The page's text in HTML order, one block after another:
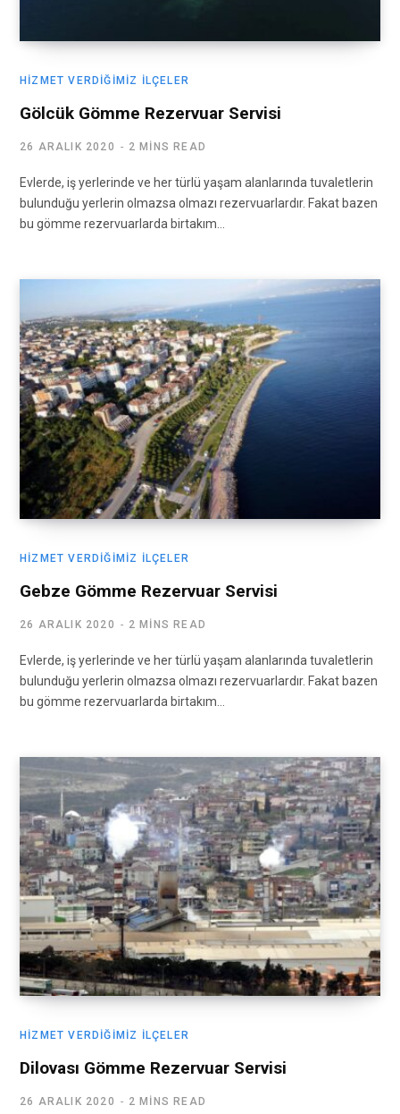
HIZMET VERDIĞIMIZ İLÇELER
Gölcük Gömme Rezervuar Servisi
26 ARALIK 2020 2 MINS READ
Evlerde, iş yerlerinde ve her türlü yaşam alanlarında tuvaletlerin
bulunduğu yerlerin olmazsa olmazı rezervuarlardır. Fakat bazen
bu gömme rezervuarlarda birtakım…
HIZMET VERDIĞIMIZ İLÇELER
Gebze Gömme Rezervuar Servisi
26 ARALIK 2020 2 MINS READ
Evlerde, iş yerlerinde ve her türlü yaşam alanlarında tuvaletlerin
bulunduğu yerlerin olmazsa olmazı rezervuarlardır. Fakat bazen
bu gömme rezervuarlarda birtakım…
HIZMET VERDIĞIMIZ İLÇELER
Dilovası Gömme Rezervuar Servisi
26 ARALIK 2020 2 MINS READ